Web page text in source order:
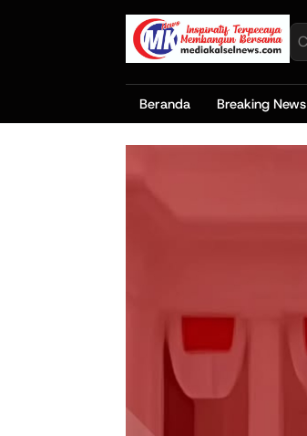
Beranda Breaking News